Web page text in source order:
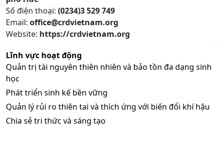
Số điện thoại: (0234)3 529 749
Email: office@crdvietnam.org
Website: https://crdvietnam.org
Lĩnh vực hoạt động
Quản trị tài nguyên thiên nhiên và bảo tồn đa dạng sinh
học
Phát triển sinh kế bền vững
Quản lý rủi ro thiên tai và thích ứng với biến đổi khí hậu
Chia sẻ tri thức và sáng tạo